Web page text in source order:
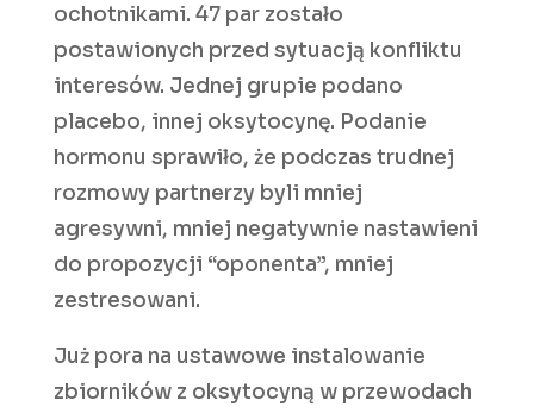
ochotnikami. 47 par zostało
postawionych przed sytuacją konfliktu
interesów. Jednej grupie podano
placebo, innej oksytocynę. Podanie
hormonu sprawiło, że podczas trudnej
rozmowy partnerzy byli mniej
agresywni, mniej negatywnie nastawieni
do propozycji “oponenta”, mniej
zestresowani.
Już pora na ustawowe instalowanie
zbiorników z oksytocyną w przewodach